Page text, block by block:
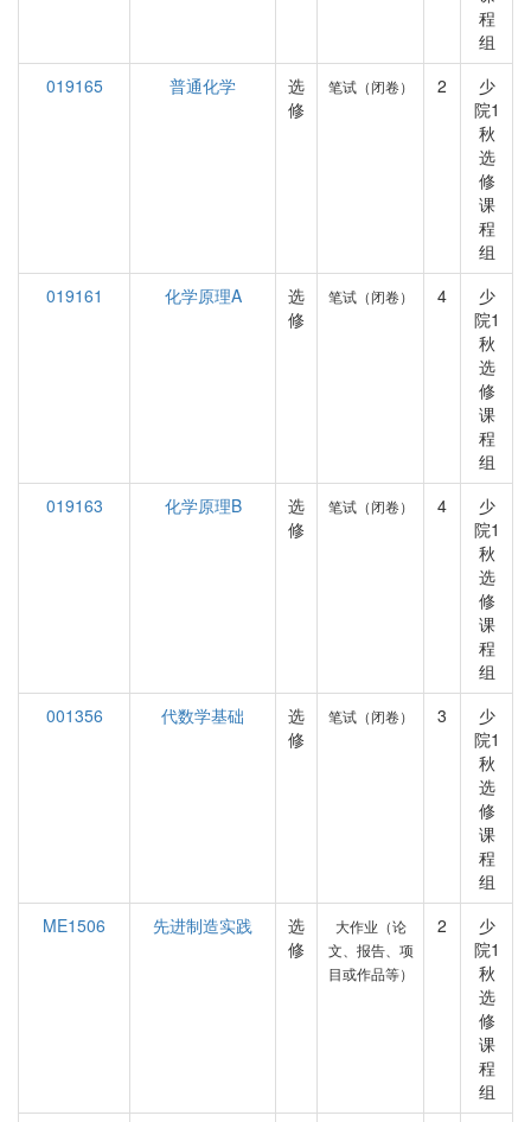
程
组
019165
普通化学
选
修
笔试（闭卷） 2
少
院1
秋
选
修
课
程
组
019161
化学原理A
选
修
笔试（闭卷） 4
少
院1
秋
选
修
课
程
组
019163
化学原理B
选
修
笔试（闭卷） 4
少
院1
秋
选
修
课
程
组
001356
代数学基础
选
修
笔试（闭卷） 3
少
院1
秋
选
修
课
程
组
ME1506
先进制造实践
选
修
大作业（论
文、报告、项
目或作品等）
2
少
院1
秋
选
修
课
程
组